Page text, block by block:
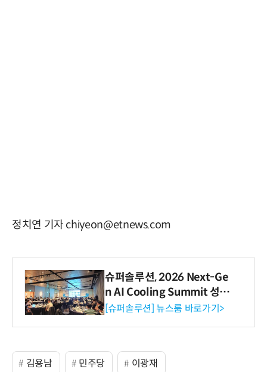
정치연 기자 chiyeon@etnews.com
슈퍼솔루션, 2026 Next-Ge
n AI Cooling Summit 성황
리 성료
[슈퍼솔루션] 뉴스룸 바로가기>
김용남 민주당 이광재